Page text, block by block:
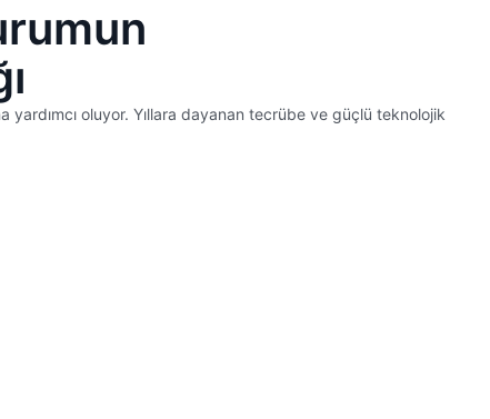
oluyor. Yıllara dayanan tecrübe ve güçlü teknolojik